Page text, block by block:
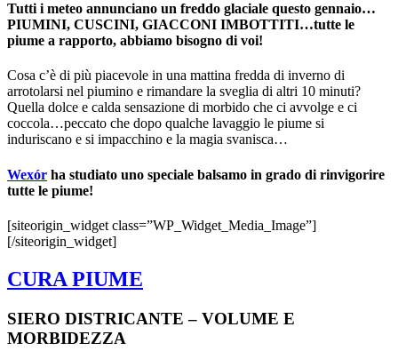
Tutti i meteo annunciano un freddo glaciale questo gennaio…
PIUMINI, CUSCINI, GIACCONI IMBOTTITI…tutte le
piume a rapporto, abbiamo bisogno di voi!
Cosa c’è di più piacevole in una mattina fredda di inverno di
arrotolarsi nel piumino e rimandare la sveglia di altri 10 minuti?
Quella dolce e calda sensazione di morbido che ci avvolge e ci
coccola…peccato che dopo qualche lavaggio le piume si
induriscano e si impacchino e la magia svanisca…
Wexór ha studiato uno speciale balsamo in grado di rinvigorire
tutte le piume!
[siteorigin_widget class=”WP_Widget_Media_Image”]
[/siteorigin_widget]
CURA PIUME
SIERO DISTRICANTE – VOLUME E
MORBIDEZZA